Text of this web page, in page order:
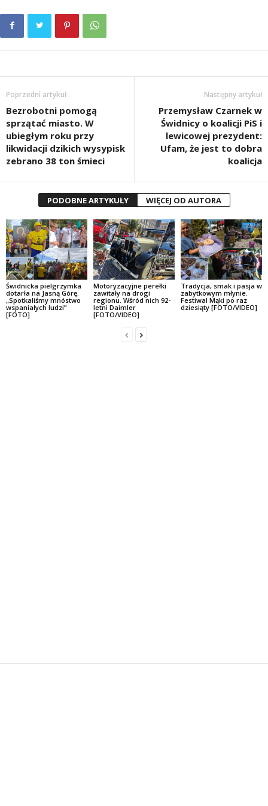
Poprzedni artykuł
Bezrobotni pomogą
sprzątać miasto. W
ubiegłym roku przy
likwidacji dzikich wysypisk
zebrano 38 ton śmieci
Następny artykuł
Przemysław Czarnek w
Świdnicy o koalicji PiS i
lewicowej prezydent:
Ufam, że jest to dobra
koalicja
PODOBNE ARTYKUŁY WIĘCEJ OD AUTORA
Świdnicka pielgrzymka
dotarła na Jasną Górę.
„Spotkaliśmy mnóstwo
wspaniałych ludzi”
[FOTO]
Motoryzacyjne perełki
zawitały na drogi
regionu. Wśród nich 92-
letni Daimler
[FOTO/VIDEO]
Tradycja, smak i pasja w
zabytkowym młynie.
Festiwal Mąki po raz
dziesiąty [FOTO/VIDEO]